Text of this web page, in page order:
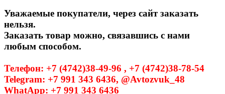
Уважаемые покупатели, через сайт заказать
нельзя.
Заказать товар можно, связавшись с нами
любым способом.
Телефон: +7 (4742)38-49-96 , +7 (4742)38-78-54
Telegram: +7 991 343 6436, @Avtozvuk_48
WhatApp: +7 991 343 6436